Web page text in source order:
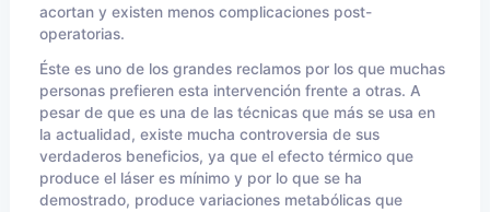
acortan y existen menos complicaciones post-
operatorias.
Éste es uno de los grandes reclamos por los que muchas
personas prefieren esta intervención frente a otras. A
pesar de que es una de las técnicas que más se usa en
la actualidad, existe mucha controversia de sus
verdaderos beneficios, ya que el efecto térmico que
produce el láser es mínimo y por lo que se ha
demostrado, produce variaciones metabólicas que